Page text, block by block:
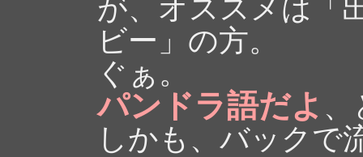
が、オススメは「
ビー」の方。
ぐぁ。
パンドラ語だよ
しかも、バック